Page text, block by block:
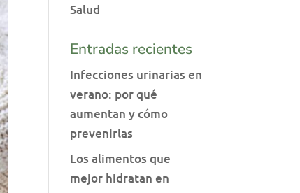
Salud
Entradas recientes
Infecciones urinarias en
verano: por qué
aumentan y cómo
prevenirlas
Los alimentos que
mejor hidratan en